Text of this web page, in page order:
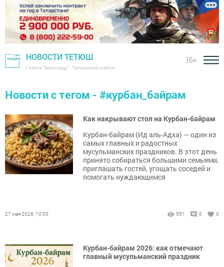
НОВОСТИ ТЕТЮШ
Газета "Авангард" - Тетюшский район
16+
Новости с тегом - #курбан_байрам
Как накрывают стол на Курбан-байрам
Курбан-байрам (Ид аль-Адха) — один из
самых главных и радостных
мусульманских праздников. В этот день
принято собираться большими семьями,
приглашать гостей, угощать соседей и
помогать нуждающимся
27 мая 2026, 10:00 551 0 0
Курбан-байрам 2026: как отмечают
главный мусульманский праздник